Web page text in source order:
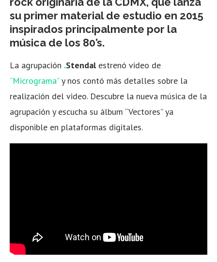
su primer material de estudio en 2015
inspirados principalmente por la
música de los 80’s.
La agrupación .Stendalestrenó video de
“Micrograma”y nos contó más detalles sobre la
realización del video. Descubre la nueva música de la
agrupación y escucha su álbum “Vectores” ya
disponible en plataformas digitales.